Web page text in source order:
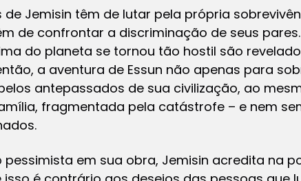
de Jemisin têm de lutar pela própria
de confrontar a discriminação de seus
do planeta se tornou tão hostil são
a aventura de Essun não apenas para
antepassados de sua civilização, ao
fragmentada pela catástrofe – e nem
pessimista em sua obra, Jemisin acredita na